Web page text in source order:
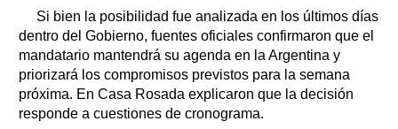
Si bien la posibilidad fue analizada en los últimos días
dentro del Gobierno, fuentes oficiales confirmaron que el
mandatario mantendrá su agenda en la Argentina y
priorizará los compromisos previstos para la semana
próxima. En Casa Rosada explicaron que la decisión
responde a cuestiones de cronograma.